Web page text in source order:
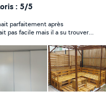
contactez directement par
Merci. Williams
: 5/5
parfaitement après